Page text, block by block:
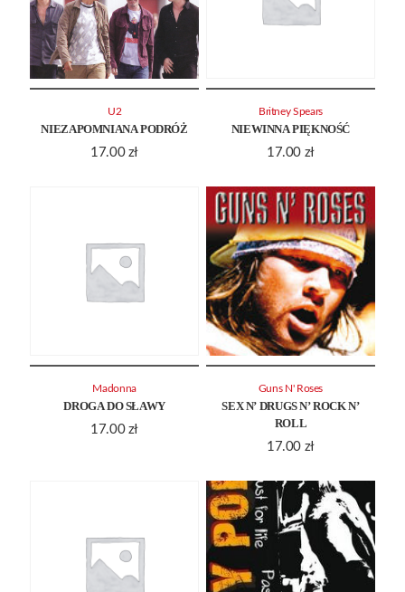
NIEZAPOMNIANA PODRÓŻ
17.00 zł
U2
NIEWINNA PIĘKNOŚĆ
17.00 zł
Britney Spears
DROGA DO SŁAWY
17.00 zł
Madonna
SEX N’ DRUGS N’ ROCK N’
ROLL
17.00 zł
Guns N' Roses